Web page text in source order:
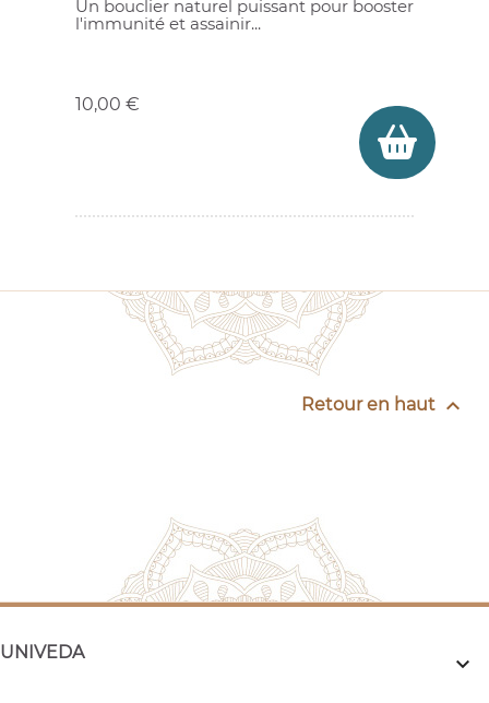
(1 avis)
Un bouclier naturel puissant pour booster
l'immunité et assainir...
10,00 €
Retour en haut 
UNIVEDA 